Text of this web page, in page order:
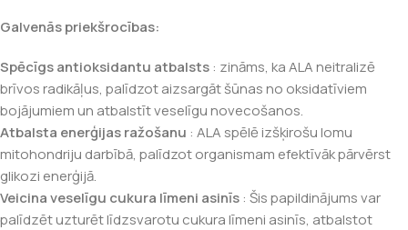
Galvenās priekšrocības:
Spēcīgs antioksidantu atbalsts : zināms, ka ALA neitralizē
brīvos radikāļus, palīdzot aizsargāt šūnas no oksidatīviem
bojājumiem un atbalstīt veselīgu novecošanos.
Atbalsta enerģijas ražošanu : ALA spēlē izšķirošu lomu
mitohondriju darbībā, palīdzot organismam efektīvāk pārvērst
glikozi enerģijā.
Veicina veselīgu cukura līmeni asinīs : Šis papildinājums var
palīdzēt uzturēt līdzsvarotu cukura līmeni asinīs, atbalstot